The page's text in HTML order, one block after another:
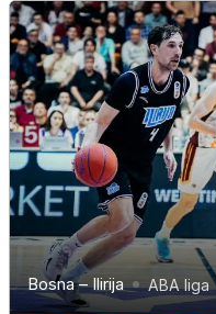
Bosna – Ilirija ABA liga
Bosna – Ilirija ABA liga
Bosna – Ilirija ABA liga
Bosna – Ilirija ABA liga
Bosna – Ilirija ABA liga
Bosna – Ilirija ABA liga